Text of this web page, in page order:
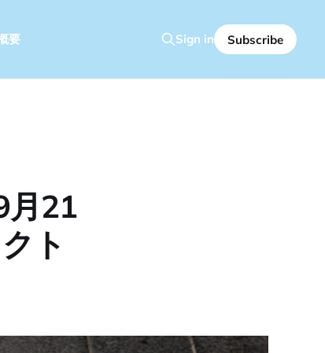
要 Sign in Subscribe
21
ト